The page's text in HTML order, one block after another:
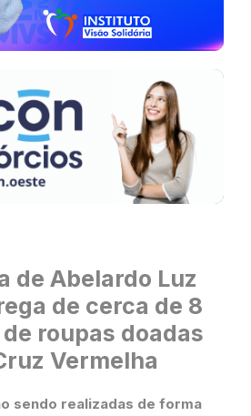
de Abelardo Luz
de cerca de 8
roupas doadas
Vermelha
sendo realizadas de forma